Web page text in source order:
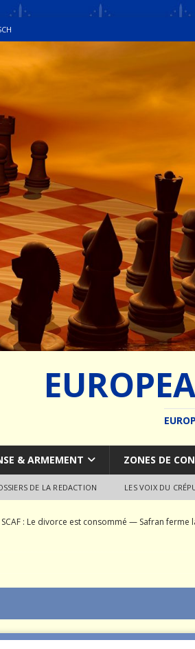
& ARMEMENT ZONES DE
DE LA REDACTION LES VOIX DU
SCAF : Le divorce est consommé — Safran ferme
Quand la crise arbitre à notre place JÉRÔME